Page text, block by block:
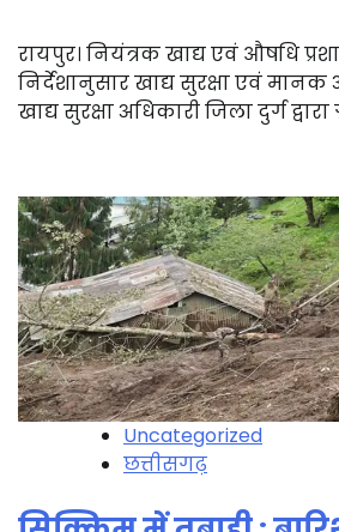
रायपुर। नियंत्रक खाद्य एवं औषधि
निर्देशानुसार खाद्य सुरक्षा एवं
खाद्य सुरक्षा अधिकारी जिला दुर्ग
Uncategorized
छत्तीसगढ़